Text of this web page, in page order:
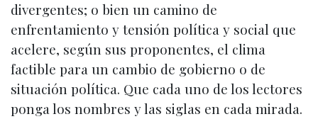
divergentes; o bien un camino de
enfrentamiento y tensión política y social que
acelere, según sus proponentes, el clima
factible para un cambio de gobierno o de
situación política. Que cada uno de los lectores
ponga los nombres y las siglas en cada mirada.